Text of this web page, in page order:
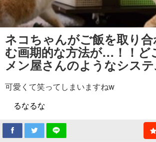
ネコちゃんがご飯を取り
む画期的な方法が…！！ど
メン屋さんのようなシス
可愛くて笑ってしまいますねw
るなるな